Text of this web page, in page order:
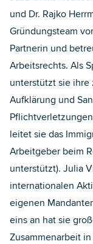
und Dr. Rajko
Gründungsteam
Partnerin und
Arbeitsrechts. Als
unterstützt sie ihre
Aufklärung und
leitet sie das
Arbeitgeber beim
unterstützt). Julia
internationalen
eigenen
eins an hat sie
Zusammenarbeit